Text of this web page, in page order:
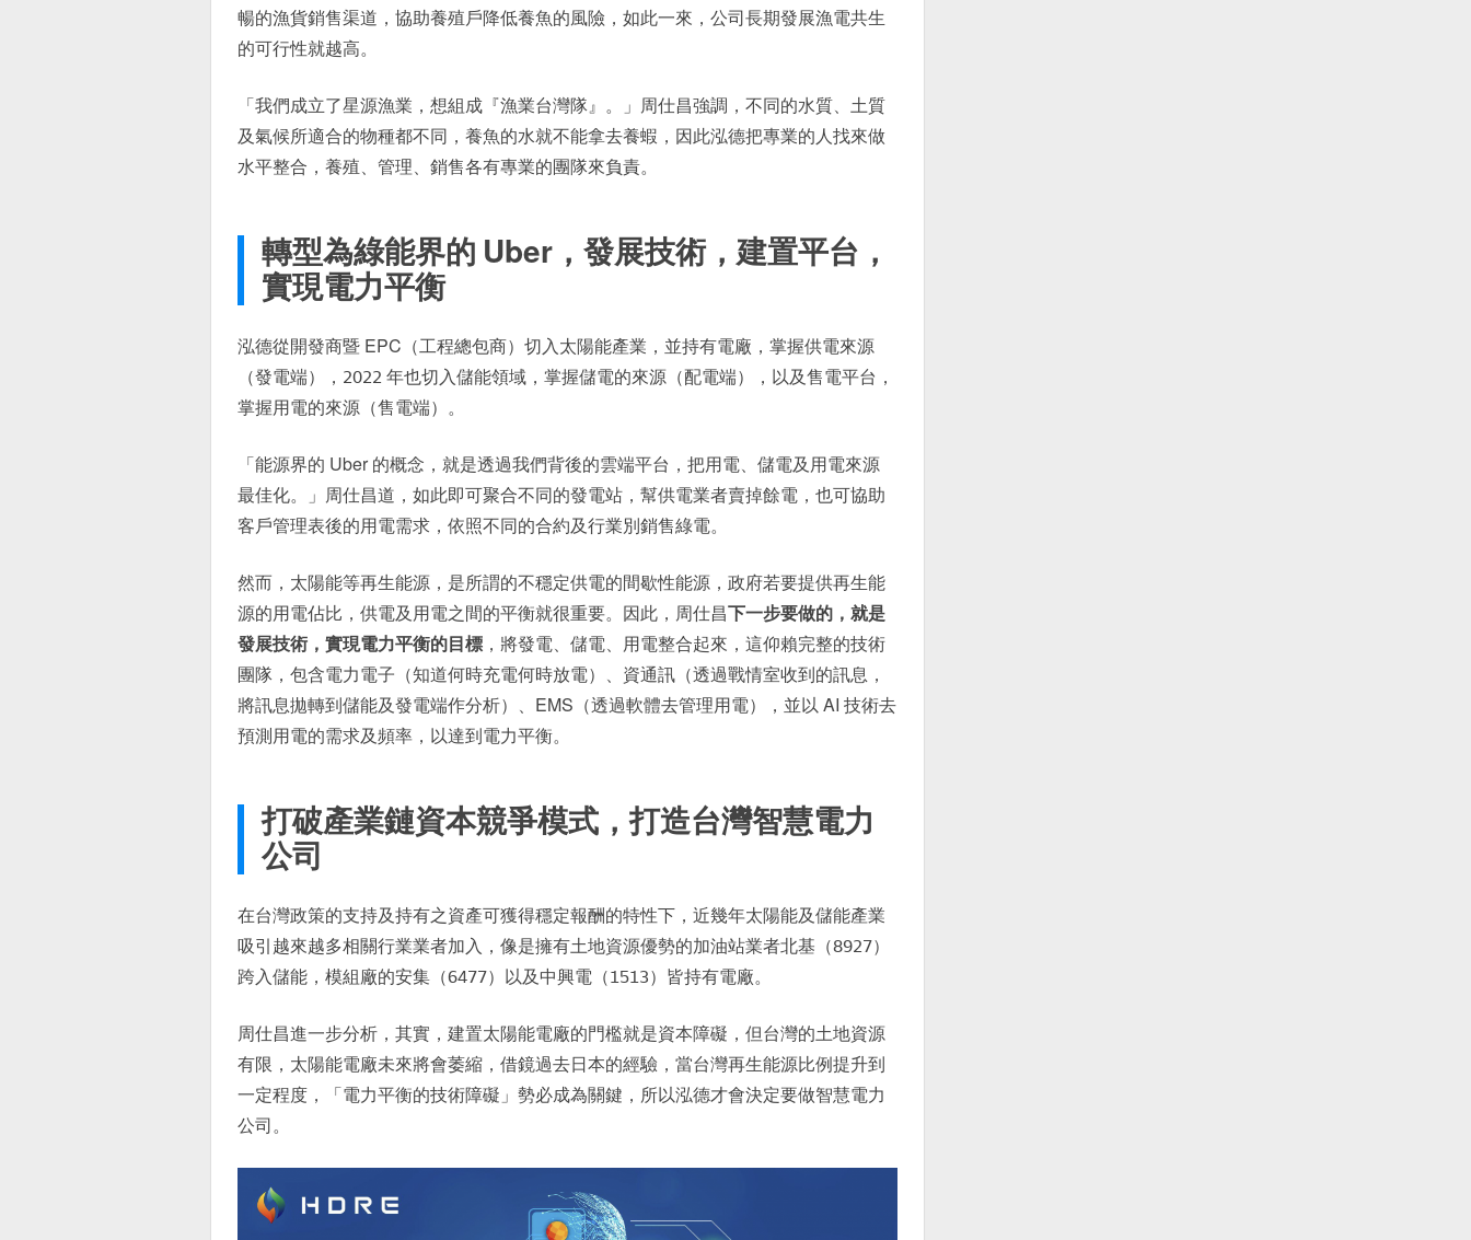
暢的漁貨銷售渠道，協助養殖戶降低養魚的風險，如此一來，公司長期發展漁電共生
的可行性就越高。
「我們成立了星源漁業，想組成『漁業台灣隊』。」周仕昌強調，不同的水質、土質
及氣候所適合的物種都不同，養魚的水就不能拿去養蝦，因此泓德把專業的人找來做
水平整合，養殖、管理、銷售各有專業的團隊來負責。
轉型為綠能界的 Uber，發展技術，建置平台，
實現電力平衡
泓德從開發商暨 EPC（工程總包商）切入太陽能產業，並持有電廠，掌握供電來源
（發電端），2022 年也切入儲能領域，掌握儲電的來源（配電端），以及售電平台，
掌握用電的來源（售電端）。
「能源界的 Uber 的概念，就是透過我們背後的雲端平台，把用電、儲電及用電來源
最佳化。」周仕昌道，如此即可聚合不同的發電站，幫供電業者賣掉餘電，也可協助
客戶管理表後的用電需求，依照不同的合約及行業別銷售綠電。
然而，太陽能等再生能源，是所謂的不穩定供電的間歇性能源，政府若要提供再生能
源的用電佔比，供電及用電之間的平衡就很重要。因此，周仕昌下一步要做的，就是
發展技術，實現電力平衡的目標 ，將發電、儲電、用電整合起來，這仰賴完整的技術
團隊，包含電力電子（知道何時充電何時放電）、資通訊（透過戰情室收到的訊息，
將訊息拋轉到儲能及發電端作分析）、EMS（透過軟體去管理用電），並以 AI 技術去
預測用電的需求及頻率，以達到電力平衡。
打破產業鏈資本競爭模式，打造台灣智慧電力
公司
在台灣政策的支持及持有之資產可獲得穩定報酬的特性下，近幾年太陽能及儲能產業
吸引越來越多相關行業業者加入，像是擁有土地資源優勢的加油站業者北基（8927）
跨入儲能，模組廠的安集（6477）以及中興電（1513）皆持有電廠。
周仕昌進一步分析，其實，建置太陽能電廠的門檻就是資本障礙，但台灣的土地資源
有限，太陽能電廠未來將會萎縮，借鏡過去日本的經驗，當台灣再生能源比例提升到
一定程度，「電力平衡的技術障礙」勢必成為關鍵，所以泓德才會決定要做智慧電力
公司。